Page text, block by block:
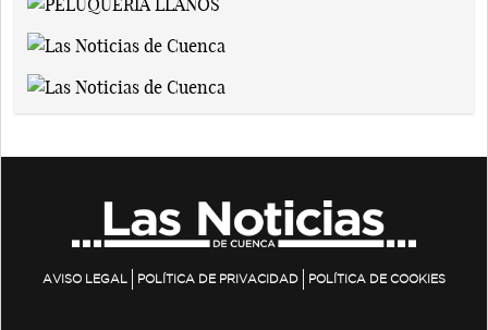
AVISO LEGAL POLÍTICA DE PRIVACIDAD POLÍTICA DE COOKIES